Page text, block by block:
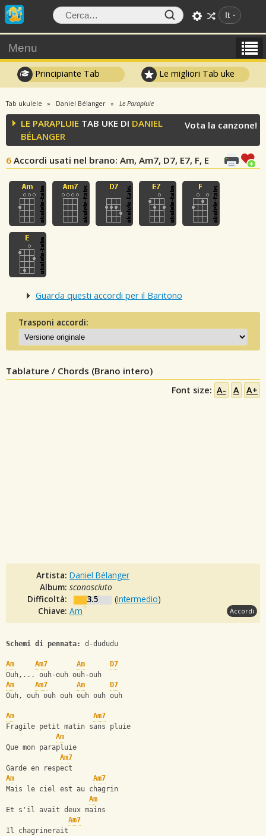
It
Menu
Principiante Tab Le migliori Tab uke
Tab ukulele Daniel Bélanger Le Parapluie
LE PARAPLUIE TAB UKE DI DANIEL
BÉLANGER
6 Accordi usati nel brano: Am, Am7, D7, E7, F, E
Vota la canzone!
Guarda questi accordi per il Baritono
Trasponi accordi:
Tablature / Chords (Brano intero)
Font size: A- A A+
Artista: Daniel Bélanger
Album: sconosciuto
Difficoltà:
3.5 (Intermedio)
Chiave: Am Accordi
Schemi di pennata: d-dududu
Am Am7 Am
D7
Ouh,... ouh-ouh ouh-ouh
Am
Am7 Am
D7
Ouh, ouh ouh ouh ouh ouh ouh
Am
Am7
Fragile petit matin sans pluie
Am
Que mon parapluie
Am7
Garde en respect
Am
Am7
Mais le ciel est au chagrin
Am
Et s'il avait deux mains
Am7
Il chagrinerait